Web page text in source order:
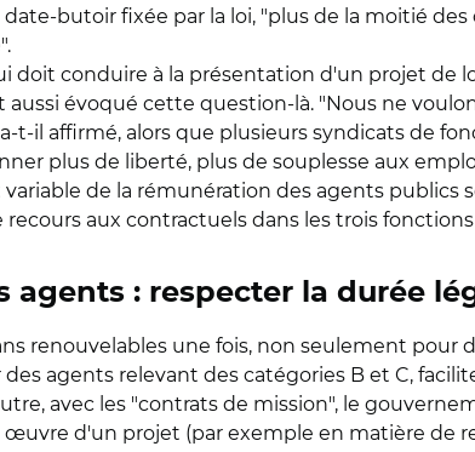
butoir fixée par la loi, "plus de la moitié
doit conduire à la présentation d'un projet de
évoqué cette question-là. "Nous ne
t-il affirmé, alors que plusieurs syndicats de
plus de liberté, plus de souplesse aux
de la rémunération des agents publics
aux contractuels dans les trois
agents : respecter la durée
renouvelables une fois, non seulement pour
agents relevant des catégories B et C,
avec les "contrats de mission", le
d'un projet (par exemple en matière de